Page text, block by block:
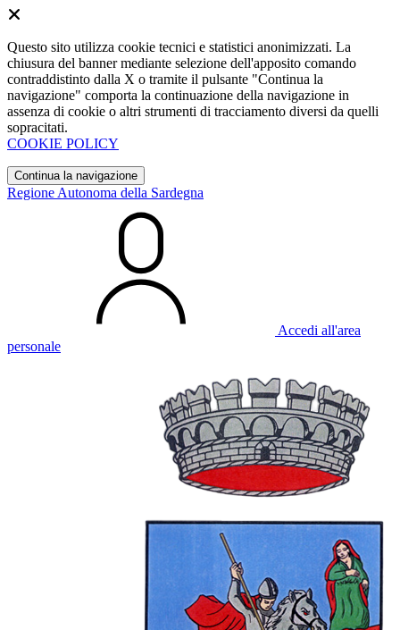
Questo sito utilizza cookie tecnici e statistici anonimizzati. La
chiusura del banner mediante selezione dell'apposito comando
contraddistinto dalla X o tramite il pulsante "Continua la
navigazione" comporta la continuazione della navigazione in
assenza di cookie o altri strumenti di tracciamento diversi da quelli
sopracitati.
COOKIE POLICY
Continua la navigazione
Regione Autonoma della Sardegna
Accedi all'area
personale